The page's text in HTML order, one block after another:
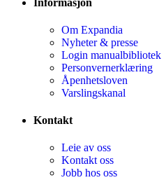
Om Expandia
Nyheter & presse
Login manualbibliotek
Personvernerklæring
Åpenhetsloven
Varslingskanal
Kontakt
Leie av oss
Kontakt oss
Jobb hos oss